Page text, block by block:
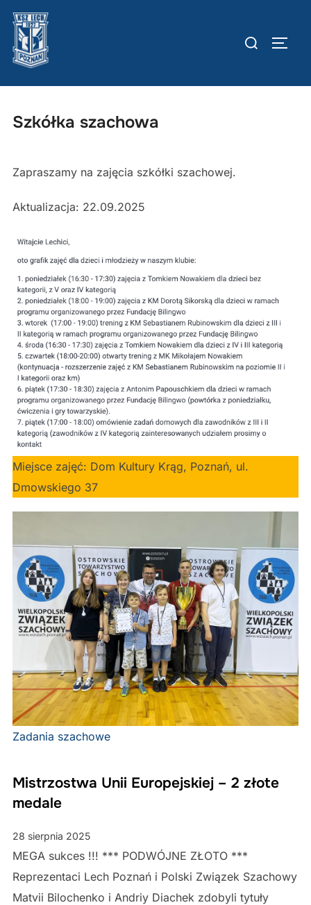
Skip
content
Szukaj:
Szkółka szachowa
Zapraszamy na zajęcia szkółki szachowej.
Aktualizacja: 22.09.2025
Miejsce zajęć: Dom Kultury Krąg, Poznań, ul.
Dmowskiego 37
Zadania szachowe
Mistrzostwa Unii Europejskiej – 2 złote
medale
28 sierpnia 2025
MEGA sukces !!! *** PODWÓJNE ZŁOTO ***
Reprezentaci Lech Poznań i Polski Związek Szachowy
Matvii Bilochenko i Andriy Diachek zdobyli tytuły